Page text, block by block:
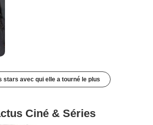
stars avec qui elle a tourné le plus
Ciné & Séries